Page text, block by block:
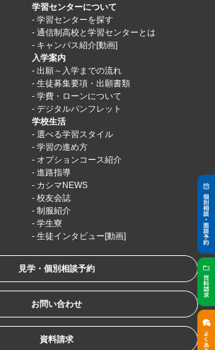
学習センターについて
学習センターを探す
通信制高校と学習センターとは
キャンパス紹介[動画]
入学案内
出願～入学までの流れ
生徒募集要項・出願書類
学費・ローンについて
デジタルパンフレット
学校生活
選べる学習スタイル
学習の進め方
オプションコース紹介
進路指導
カシマNEWS
校友会誌
制服紹介
学生寮
生徒インタビュー[動画]
見学・個別相談予約
お問い合わせ
資料請求